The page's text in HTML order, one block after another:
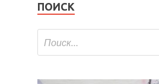
ПОИСК